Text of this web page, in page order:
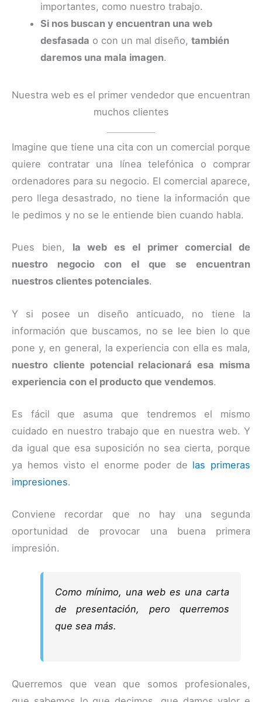
importantes, como nuestro trabajo.
Si nos buscan y encuentran una web
desfasada o con un mal diseño,también
daremos una mala imagen.
Nuestra web es el primer vendedor que encuentran
muchos clientes
Imagine que tiene una cita con un comercial porque
quiere contratar una línea telefónica o comprar
ordenadores para su negocio. El comercial aparece,
pero llega desastrado, no tiene la información que
le pedimos y no se le entiende bien cuando habla.
Pues bien, la web es el primer comercial de
nuestro negocio con el que se encuentran
nuestros clientes potenciales.
Y si posee un diseño anticuado, no tiene la
información que buscamos, no se lee bien lo que
pone y, en general, la experiencia con ella es mala,
nuestro cliente potencial relacionará esa misma
experiencia con el producto que vendemos.
Es fácil que asuma que tendremos el mismo
cuidado en nuestro trabajo que en nuestra web. Y
da igual que esa suposición no sea cierta, porque
ya hemos visto el enorme poder de las primeras
impresiones.
Conviene recordar que no hay una segunda
oportunidad de provocar una buena primera
impresión.
Como mínimo, una web es una carta
de presentación, pero querremos
que sea más.
Querremos que vean que somos profesionales,